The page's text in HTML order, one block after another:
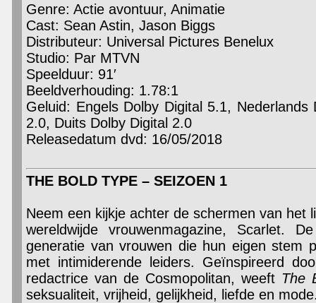
Genre: Actie avontuur, Animatie
Cast: Sean Astin, Jason Biggs
Distributeur: Universal Pictures Benelux
Studio: Par MTVN
Speelduur: 91′
Beeldverhouding: 1.78:1
Geluid: Engels Dolby Digital 5.1,
2.0, Duits Dolby Digital 2.0
Releasedatum dvd: 16/05/2018
THE BOLD TYPE – SEIZOEN 1
Neem een kijkje achter de schermen van het
wereldwijde vrouwenmagazine, Scarlet.
generatie van vrouwen die hun eigen stem
met intimiderende leiders. Geïnspireerd
redactrice van de Cosmopolitan, weeft The
seksualiteit, vrijheid, gelijkheid, liefde en